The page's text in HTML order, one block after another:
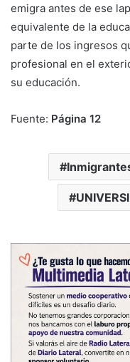
emigra antes de ese
equivalente de la
parte de los ingresos
profesional en el
su educación.
Fuente: Página 12